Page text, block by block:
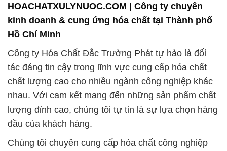
HOACHATXULYNUOC.COM | Công ty chuyên
kinh doanh & cung ứng hóa chất tại Thành phố
Hồ Chí Minh
Công ty Hóa Chất Đắc Trường Phát tự hào là đối
tác đáng tin cậy trong lĩnh vực cung cấp hóa chất
chất lượng cao cho nhiều ngành công nghiệp khác
nhau. Với cam kết mang đến những sản phẩm chất
lượng đỉnh cao, chúng tôi tự tin là sự lựa chọn hàng
đầu của khách hàng.
Chúng tôi chuyên cung cấp hóa chất công nghiệp